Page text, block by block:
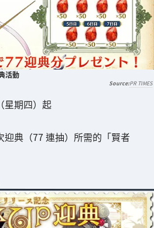
活動
PR TIMES
星期四）起
典（77 連抽）所需的「賢者